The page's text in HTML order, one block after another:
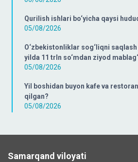
Qurilish ishlari bo‘yicha qaysi
05/08/2026
O‘zbekistonliklar sog‘liqni
yilda 11 trln so‘mdan ziyod
05/08/2026
Yil boshidan buyon kafe va
qilgan?
05/08/2026
Samarqand viloyati